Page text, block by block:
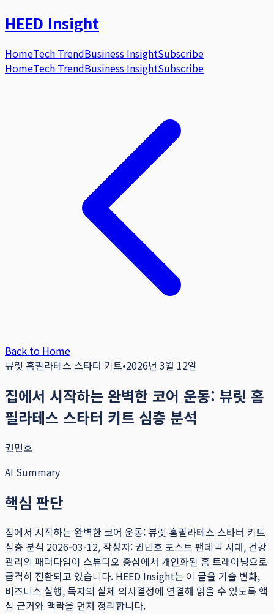
HEED Insight
HomeTech TrendBusiness InsightSubscribe
HomeTech TrendBusiness InsightSubscribe
Back to Home
뷰릿 홈필라테스 스타터 키트•2026년 3월 12일
집에서 시작하는 완벽한 코어 운동: 뷰릿 홈
필라테스 스타터 키트 심층 분석
권민호
AI Summary
핵심 판단
집에서 시작하는 완벽한 코어 운동: 뷰릿 홈필라테스 스타터 키트
심층 분석 2026-03-12, 작성자: 권민호 포스트 팬데믹 시대, 건강
관리의 패러다임이 스튜디오 중심에서 개인화된 홈 트레이닝으로
급격히 전환되고 있습니다. HEED Insight는 이 글을 기술 변화,
비즈니스 실행, 독자의 실제 의사결정에 연결해 읽을 수 있도록 핵
심 근거와 맥락을 먼저 정리합니다.